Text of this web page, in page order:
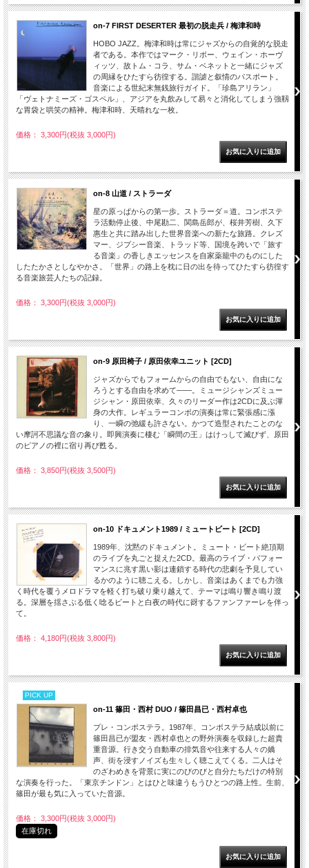
on-7 FIRST DESERTER 最初の脱走兵 / 梅津和時
HOBO JAZZ。梅津和時は常にジャズからの自覚的な脱走
者である。本作ではマーク・リボー、ウェイン・ホーヴ
ィッツ、故トム・コラ、サム・ベネットと一緒にジャズ
の周縁をひたすら彷徨する。諧謔と叙情のパスポート。
音楽による世紀末無銭旅行ガイド。「珍島アリラン」
「ヴェトナミーズ・ゴスペル」、アジアを丸飲みして易々と消化してしまう強靱
な胃袋と哄笑の精神。梅津和時、天晴れな一枚。
価格： 3,300円(税抜 3,000円)
on-8 山道 / ストラーダ
星の原っぱからの第一歩。ストラーダ＝道。コンポステ
ラ活動停止後、中尾勘二、関島岳郎が、桜井芳樹、久下
惠生と共に踏み出した世界音楽への新たな旅路。クレズ
マー、ジプシー音楽、トラッド等、国境を跨いで「旅す
る音楽」の香しきエッセンスを自家薬籠中のものにした
したたかさとしなやかさ。「世界」の路上を枕に日の出を待ってひたすら彷徨す
る音楽旅芸人たちの記録。
価格： 3,300円(税抜 3,000円)
on-9 原田椅子 / 原田依幸ユニット [2CD]
ジャズからでもフォームからの自由でもない、自由にな
ろうとする自由を求めて――。ミュージシャンズミュー
ジシャン・原田依幸、久々のリーダー作は2CDに及ぶ渾
身の大作。レギュラーコンボの演奏は常に緊張感に漲
り、一瞬の弛緩も許さない。かつて造型されたことのな
い摩訶不思議な音の象り。即興演奏に棲む「瞬間の王」はけっして滅びず、原田
のピアノの裡に宿り再び甦る。
価格： 3,850円(税抜 3,500円)
on-10 ドキュメント1989 / ミュートビート [2CD]
1989年、沈黙のドキュメント。ミュート・ビート絶頂期
のライブを丸ごと捉えた2CD。最高のライブ・パフォー
マンスに兆す黒い影は連鎖する時代の悲劇を予見してい
るかのように聴こえる。しかし、音楽はあくまでも力強
く時代を覆うメロドラマを軽く打ち破り乗り越えて、テーマは鳴り響き鳴り渡
る。深層を揺さぶる低く唸るビートと白夜の時代に谺するファンファーレを伴っ
て。
価格： 4,180円(税抜 3,800円)
PICK UP
on-11 篠田・西村 DUO / 篠田昌已・西村卓也
プレ・コンポステラ。1987年、コンポステラ結成以前に
篠田昌已が盟友・西村卓也との野外演奏を収録した超貴
重音源。行き交う自動車の排気音や往来する人々の嬌
声、街を浸すノイズも生々しく聴こえてくる。二人はそ
のざわめきを背景に実にのびのびと自分たちだけの特別
な演奏を行った。「東京チンドン」とはひと味違うもうひとつの路上性。生前、
篠田が最も気に入っていた音源。
価格： 3,300円(税抜 3,000円)
在庫切れ